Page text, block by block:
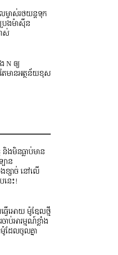
ចាស់រថយន្តទុក
េងម៉ាស៊ីន
ស់
N ឲ្យ
ែមានអត្ថន័យខុស
ងមិនធ្លាប់មាន
ាន
ខ្សាច់ នៅលើ
េះ!
វើអោយ ម៉ូឌែលថ្មី
ាប់អារម្មណ៍ខ្លាំង
ដែលចូលគ្នា